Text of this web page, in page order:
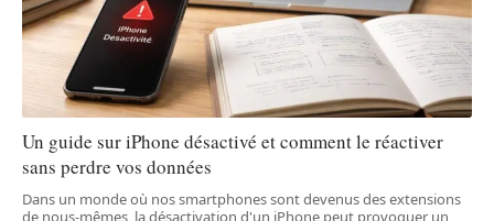
Un guide sur iPhone désactivé et comment le réactiver
sans perdre vos données
Dans un monde où nos smartphones sont devenus des extensions
de nous-mêmes, la désactivation d'un iPhone peut provoquer un